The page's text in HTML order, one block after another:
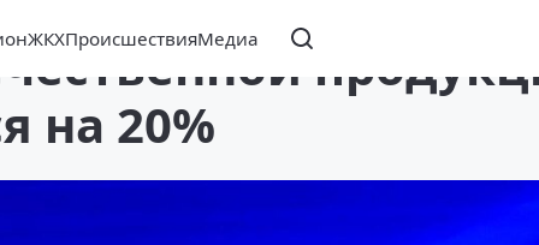
ЖКХПроисшествияМедиа
на 20%